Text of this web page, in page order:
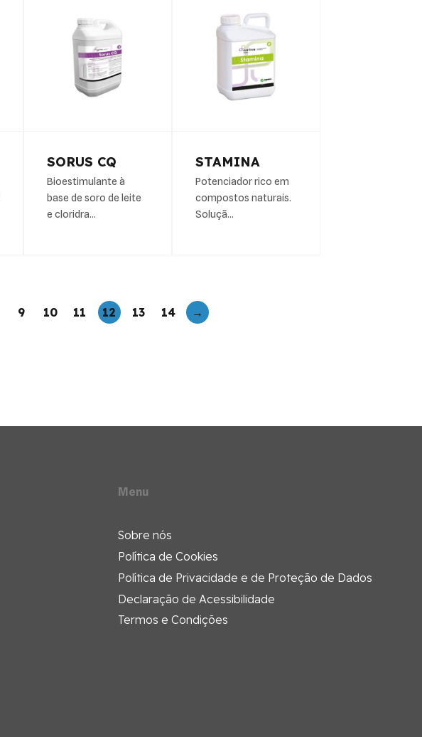
SORUS CQ
Bioestimulante à
base de soro de leite
e cloridra…
STAMINA
Potenciador rico em
compostos naturais.
Soluçã…
9 10 11 12 13 14 →
Menu
Sobre nós
Política de Cookies
Política de Privacidade e de Proteção de Dados
Declaração de Acessibilidade
Termos e Condições